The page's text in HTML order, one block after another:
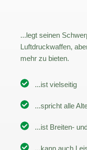
...legt seinen
Luftdruckwaffen,
mehr zu bieten.
...ist vielseitig
...spricht alle
...ist Breiten-